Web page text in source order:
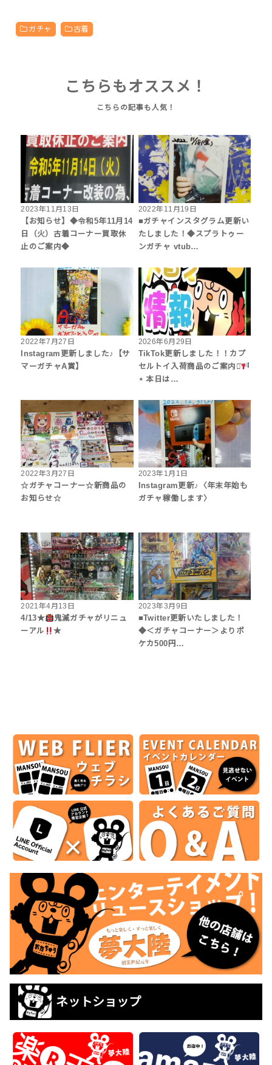
ガチャ 古着
こちらもオススメ！
2023年11月13日
【お知らせ】◆令和5年11月14
日（火）古着コーナー買取休
止のご案内◆
2022年11月19日
■ガチャインスタグラム更新い
たしました！◆スプラトゥー
ンガチャ vtub…
2022年7月27日
Instagram更新しました♪【サ
マーガチャA賞】
2026年6月29日
TikTok更新しました！！カプ
セルトイ入荷商品のご案内⋆͛
⋆ 本日は…
2022年3月27日
☆ガチャコーナー☆新商品の
お知らせ☆
2023年1月1日
Instagram更新♪〈年末年始も
ガチャ稼働します〉
2021年4月13日
4/13★
鬼滅ガチャがリニュ
ーアル
★
2023年3月9日
■Twitter更新いたしました！
◆＜ガチャコーナー＞よりポ
ケカ500円…
ネットショップ